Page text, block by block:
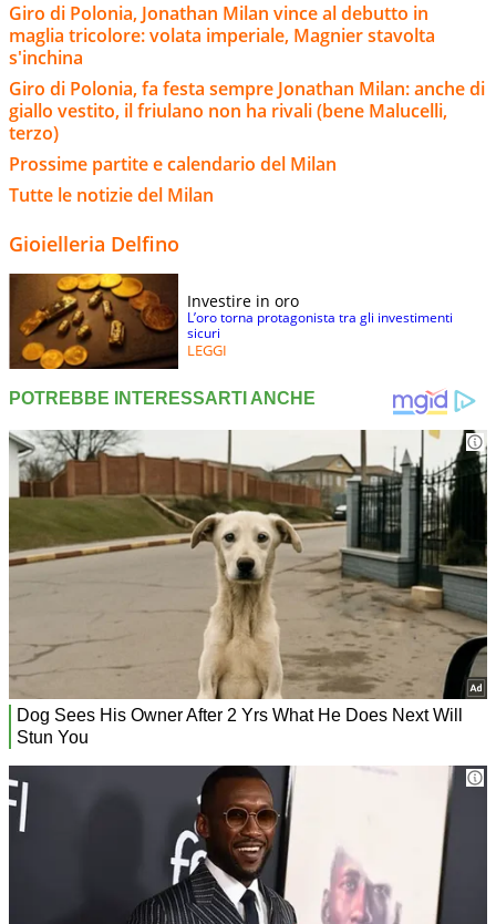
Giro di Polonia, Jonathan Milan vince al debutto in
maglia tricolore: volata imperiale, Magnier stavolta
s'inchina
Giro di Polonia, fa festa sempre Jonathan Milan: anche di
giallo vestito, il friulano non ha rivali (bene Malucelli,
terzo)
Prossime partite e calendario del Milan
Tutte le notizie del Milan
Gioielleria Delfino
Investire in oro
L’oro torna protagonista tra gli investimenti
sicuri
LEGGI